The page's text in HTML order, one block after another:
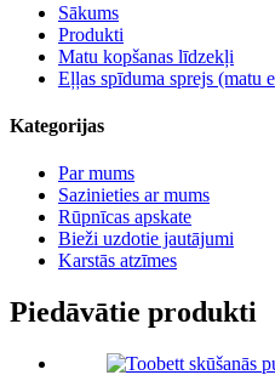
Sākums
Produkti
Matu kopšanas līdzekļi
Eļļas spīduma sprejs (matu
Kategorijas
Par mums
Sazinieties ar mums
Rūpnīcas apskate
Bieži uzdotie jautājumi
Karstās atzīmes
Piedāvātie produkti